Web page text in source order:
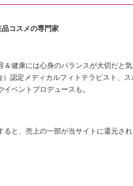
コスメの専門家
健康には心身のバランスが大切だと
認定メディカルフィトテラピスト、
ベントプロデュースも。
と、売上の一部が当サイトに還元され